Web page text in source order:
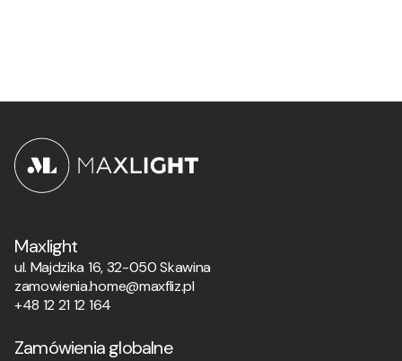
Maxlight
ul. Majdzika 16, 32-050 Skawina
zamowienia.home@maxfliz.pl
+48 12 21 12 164
Zamówienia globalne